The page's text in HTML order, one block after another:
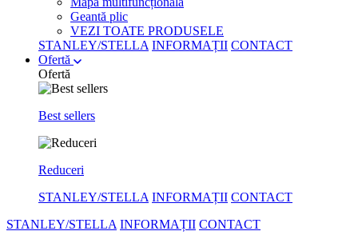
Geantă plic
VEZI TOATE PRODUSELE
STANLEY/STELLA INFORMAȚII CONTACT
Ofertă
Ofertă
Best sellers
Reduceri
STANLEY/STELLA INFORMAȚII CONTACT
STANLEY/STELLA INFORMAȚII CONTACT